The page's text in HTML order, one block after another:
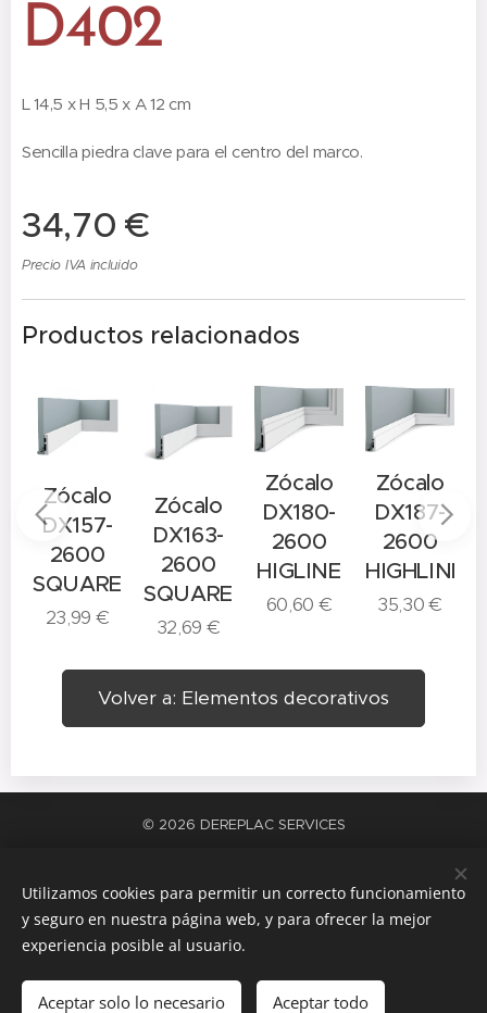
D402
L 14,5 x H 5,5 x A 12 cm
Sencilla piedra clave para el centro del marco.
34,70 €
Precio IVA incluido
Añadir a la cesta
Productos relacionados
Zócalo
DX157-
2600
SQUARE
23,99 €
Zócalo
DX163-
2600
SQUARE
32,69 €
Zócalo
DX180-
2600
HIGLINE
60,60 €
Zócalo
DX187-
2600
HIGHLINE
35,30€
Volver a: Elementos decorativos
© 2026 DEREPLAC SERVICES
Idiomas
Español
Català
Utilizamos cookies para permitir un correcto funcionamiento
y seguro en nuestra página web, y para ofrecer la mejor
experiencia posible al usuario.
Aceptar solo lo necesario Aceptar todo